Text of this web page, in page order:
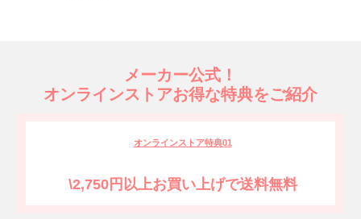
メーカー公式！
オンラインストアお得な特典をご紹介
オンラインストア特典01
\2,750円以上お買い上げで送料無料